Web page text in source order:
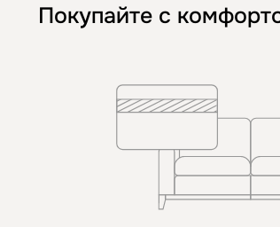
Покупайте с